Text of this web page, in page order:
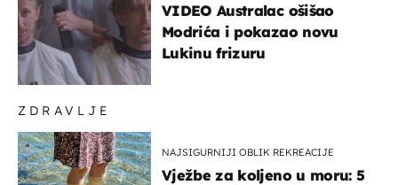
ZDRAVLJE
NAJSIGURNIJI OBLIK REKREACIJE
Vježbe za koljeno u moru: 5
VIDEO Australac ošišao
Modrića i pokazao novu
Lukinu frizuru